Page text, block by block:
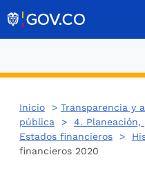
Inicio> Transparencia y
pública > 4.
Estados financieros>
financieros 2020